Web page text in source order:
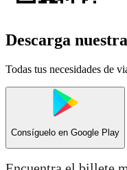
Descarga
Todas tus necesidades de
Consíguelo en Google Play